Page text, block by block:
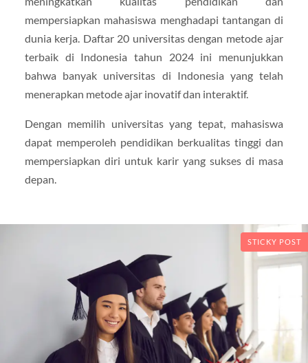
mempersiapkan mahasiswa menghadapi tantangan di
dunia kerja. Daftar 20 universitas dengan metode ajar
terbaik di Indonesia tahun 2024 ini menunjukkan
bahwa banyak universitas di Indonesia yang telah
menerapkan metode ajar inovatif dan interaktif.
Dengan memilih universitas yang tepat, mahasiswa
dapat memperoleh pendidikan berkualitas tinggi dan
mempersiapkan diri untuk karir yang sukses di masa
depan.
STICKY POST